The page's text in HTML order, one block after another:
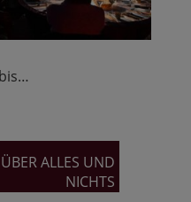
ALLES UND
NICHTS